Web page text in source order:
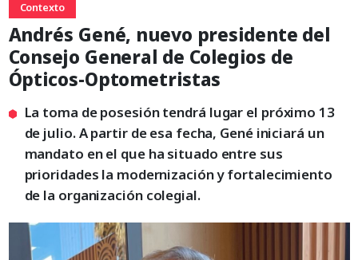
Contexto
Andrés Gené, nuevo presidente del
Consejo General de Colegios de
Ópticos-Optometristas
La toma de posesión tendrá lugar el próximo 13
de julio. A partir de esa fecha, Gené iniciará un
mandato en el que ha situado entre sus
prioridades la modernización y fortalecimiento
de la organización colegial.